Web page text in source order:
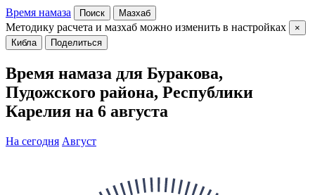
Время намаза Поиск Мазхаб
Методику расчета и мазхаб можно изменить в настройках
×
Кибла
Поделиться
Время намаза для Буракова,
Пудожского района, Республики
Карелия на 6 августа
На сегодня Август